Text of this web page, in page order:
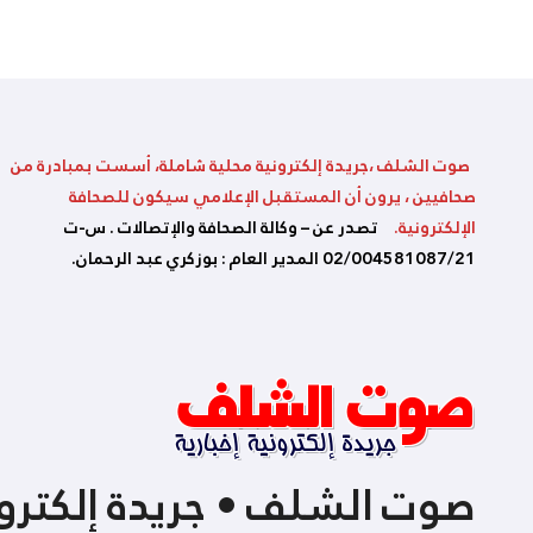
صوت الشلف ،جريدة إلكترونية محلية شاملة، أسست بمبادرة من
صحافيين ، يرون أن المستقبل الإعلامي سيكون للصحافة
الإلكترونية. تصدر عن – وكالة الصحافة والإتصالات . س-ت
02/004581087/21 المدير العام : بوزكري عبد الرحمان.
صوت الشلف • جريدة